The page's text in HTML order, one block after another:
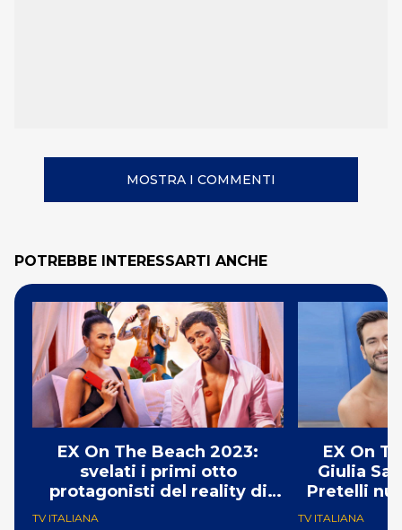
MOSTRA I COMMENTI
POTREBBE INTERESSARTI ANCHE
EX On The Beach 2023:
svelati i primi otto
protagonisti del reality di
TV ITALIANA
EX On
Giulia
Pretelli
TV ITALIANA